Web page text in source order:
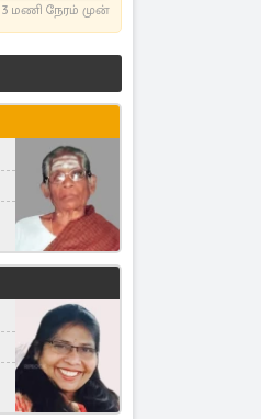
3 மணி நேரம் முன்